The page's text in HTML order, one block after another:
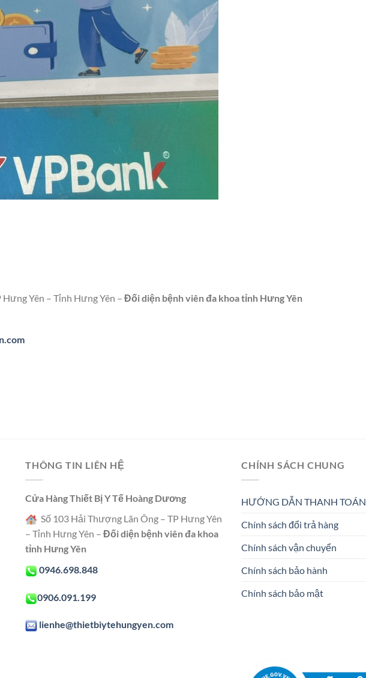
Yên – Tỉnh Hưng Yên – Đối diện bệnh viên đa khoa tỉnh Hưng Yên
THÔNG TIN LIÊN HỆ
Cửa Hàng Thiết Bị Y Tế Hoàng Dương
Số 103 Hải Thượng Lãn Ông – TP Hưng Yên
– Tỉnh Hưng Yên – Đối diện bệnh viên đa khoa
tỉnh Hưng Yên
0946.698.848
0906.091.199
lienhe@thietbiytehungyen.com
CHÍNH SÁCH CHUNG
HƯỚNG DẪN THANH TOÁN
Chính sách đổi trả hàng
Chính sách vận chuyển
Chính sách bảo hành
Chính sách bảo mật